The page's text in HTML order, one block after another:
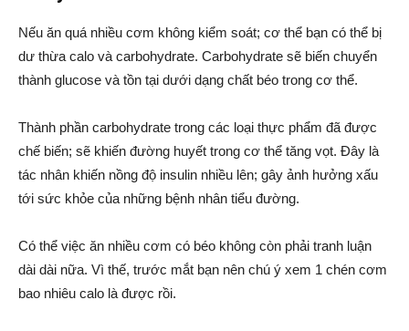
Nếu ăn quá nhiều cơm không kiểm soát; cơ thể bạn có thể bị
dư thừa calo và carbohydrate. Carbohydrate sẽ biến chuyển
thành glucose và tồn tại dưới dạng chất béo trong cơ thể.
Thành phần carbohydrate trong các loại thực phẩm đã được
chế biến; sẽ khiến đường huyết trong cơ thể tăng vọt. Đây là
tác nhân khiến nồng độ insulin nhiều lên; gây ảnh hưởng xấu
tới sức khỏe của những bệnh nhân tiểu đường.
Có thể việc ăn nhiều cơm có béo không còn phải tranh luận
dài dài nữa. Vì thế, trước mắt bạn nên chú ý xem 1 chén cơm
bao nhiêu calo là được rồi.